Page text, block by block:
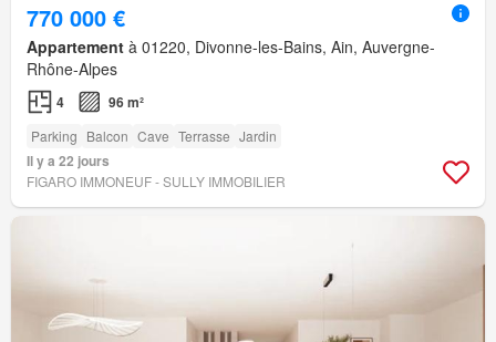
770 000 €
Appartement à 01220, Divonne-les-Bains, Ain, Auvergne-
Rhône-Alpes
4 96 m²
Parking Balcon Cave Terrasse Jardin
Il y a 22 jours
FIGARO IMMONEUF - SULLY IMMOBILIER